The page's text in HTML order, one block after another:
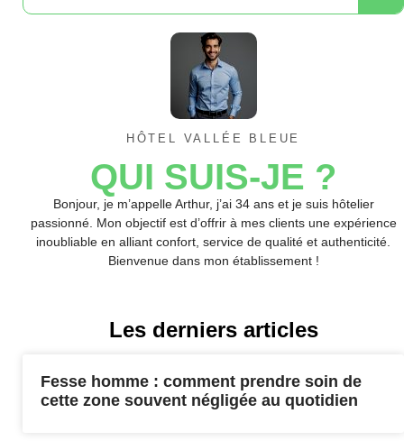
HÔTEL VALLÉE BLEUE
QUI SUIS-JE ?
Bonjour, je m’appelle Arthur, j’ai 34 ans et je suis hôtelier
passionné. Mon objectif est d’offrir à mes clients une expérience
inoubliable en alliant confort, service de qualité et authenticité.
Bienvenue dans mon établissement !
Les derniers articles
Fesse homme : comment prendre soin de
cette zone souvent négligée au quotidien